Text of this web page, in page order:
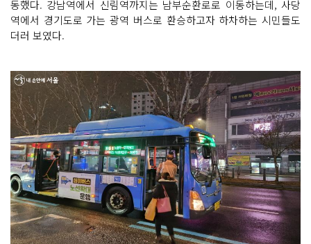
동했다. 강남역에서 신림역까지는 남부순환로로 이동하는데, 사당
역에서 경기도로 가는 광역 버스로 환승하고자 하차하는 시민들도
더러 보였다.